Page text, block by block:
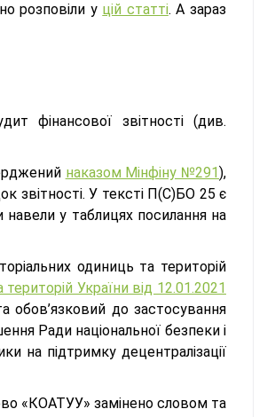
розповіли у цій статті. А зараз
фінансової звітності (див.
наказом Мінфіну №291),
звітності. У тексті П(С)БО 25 є
у таблицях посилання на
одиниць та територій
України від 12.01.2021
обов’язковий до застосування
Ради національної безпеки і
на підтримку децентралізації
«КОАТУУ» замінено словом та